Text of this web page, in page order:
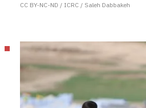
CC BY-NC-ND / ICRC / Saleh Dabbakeh